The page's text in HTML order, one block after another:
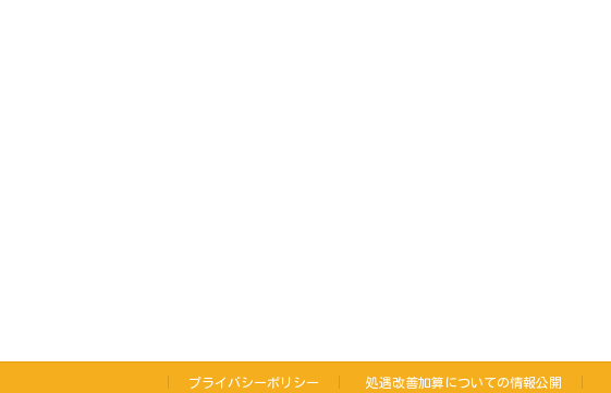
プライバシーポリシー 処遇改善加算についての情報公開